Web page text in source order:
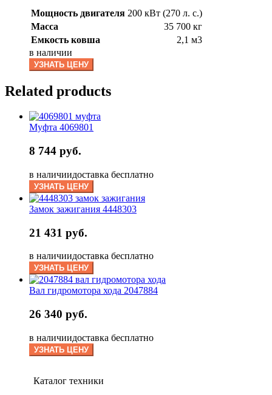
Мощность двигателя 200 кВт (270 л. с.)
Масса
35 700 кг
Емкость ковша
2,1 м3
в наличии
УЗНАТЬ ЦЕНУ
Related products
Муфта 4069801
8 744 руб.
в наличиидоставка бесплатно
УЗНАТЬ ЦЕНУ
Замок зажигания 4448303
21 431 руб.
в наличиидоставка бесплатно
УЗНАТЬ ЦЕНУ
Вал гидромотора хода 2047884
26 340 руб.
в наличиидоставка бесплатно
УЗНАТЬ ЦЕНУ
Каталог техники